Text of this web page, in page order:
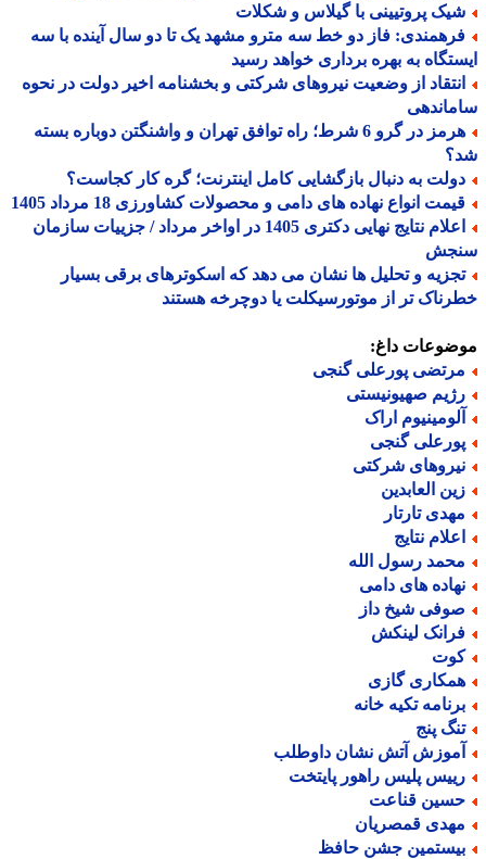
پروتیینی با گیلاس و شکلات
فاز دو خط سه مترو مشهد یک تا دو سال آینده با سه
به بهره برداری خواهد رسید
از وضعیت نیروهای شرکتی و بخشنامه اخیر دولت در نحوه
هرمز در گرو 6 شرط؛ راه توافق تهران و واشنگتن دوباره بسته
به دنبال بازگشایی کامل اینترنت؛ گره کار کجاست؟
انواع نهاده های دامی و محصولات کشاورزی 18 مرداد 1405
اعلام نتایج نهایی دکتری 1405 در اواخر مرداد / جزییات سازمان
و تحلیل ها نشان می دهد که اسکوترهای برقی بسیار
تر از موتورسیکلت یا دوچرخه هستند
داغ:
پورعلی گنجی
صهیونیستی
اراک
گنجی
شرکتی
العابدین
تارتار
نتایج
رسول الله
های دامی
شیخ داز
لینکش
گازی
تکیه خانه
پنج
آتش نشان داوطلب
پلیس راهور پایتخت
قناعت
قمصریان
جشن حافظ